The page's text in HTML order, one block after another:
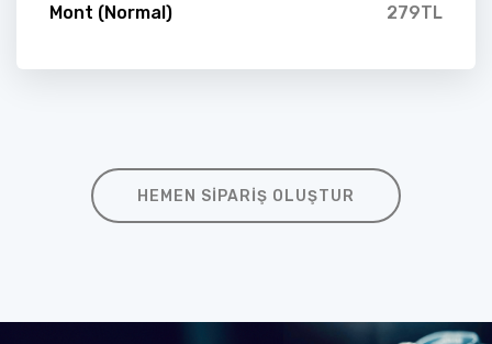
Mont (Normal) 279TL
HEMEN SIPARIŞ OLUŞTUR